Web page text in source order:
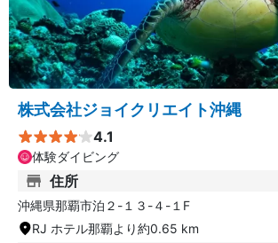
株式会社ジョイクリエイト沖縄
4.1
体験ダイビング
住所
沖縄県那覇市泊２-１３-４-１F
RJ ホテル那覇より約0.65 km